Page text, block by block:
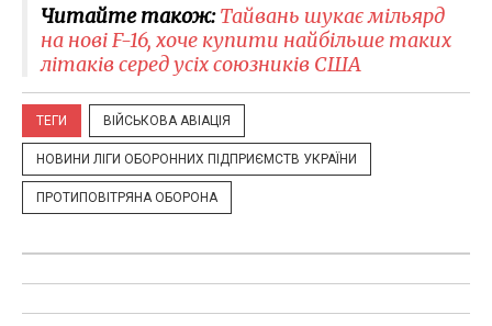
Читайте також:Тайвань шукає мільярд
на нові F-16, хоче купити найбільше таких
літаків серед усіх союзників США
ТЕГИ ВІЙСЬКОВА АВІАЦІЯ
НОВИНИ ЛІГИ ОБОРОННИХ ПІДПРИЄМСТВ УКРАЇНИ
ПРОТИПОВІТРЯНА ОБОРОНА